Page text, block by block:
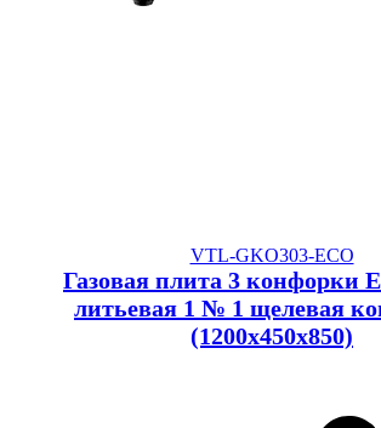
VTL-GKO303-ECO
Газовая плита 3 конфорки
литьевая 1 № 1 щелевая
(1200x450x850)